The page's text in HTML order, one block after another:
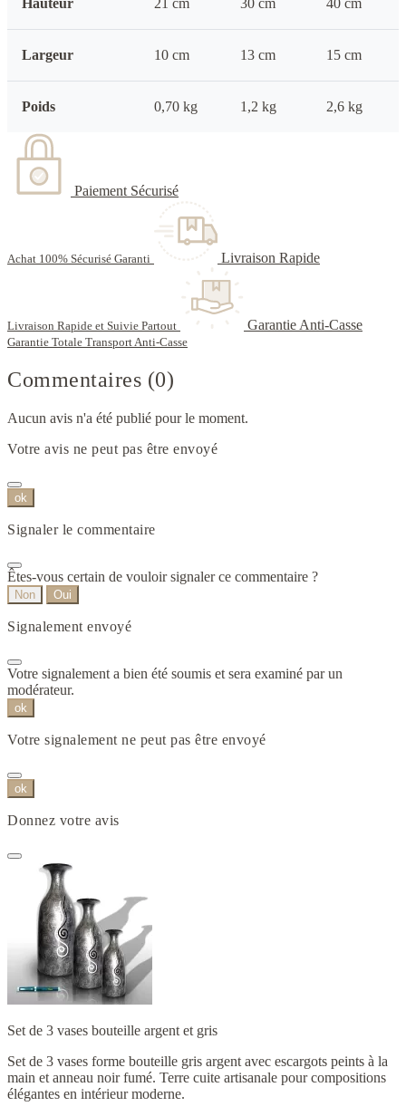
Largeur 10 cm 13 cm 15 cm
Poids 0,70 kg 1,2 kg 2,6 kg
Paiement Sécurisé
Achat 100% Sécurisé Garanti Livraison Rapide
Livraison Rapide et Suivie Partout Garantie Anti-Casse
Garantie Totale Transport Anti-Casse
Commentaires (0)
Aucun avis n'a été publié pour le moment.
Votre avis ne peut pas être envoyé
ok
Signaler le commentaire
Êtes-vous certain de vouloir signaler ce commentaire ?
Non Oui
Signalement envoyé
Votre signalement a bien été soumis et sera examiné par un
modérateur.
ok
Votre signalement ne peut pas être envoyé
ok
Donnez votre avis
Set de 3 vases bouteille argent et gris
Set de 3 vases forme bouteille gris argent avec escargots peints à la
main et anneau noir fumé. Terre cuite artisanale pour compositions
élégantes en intérieur moderne.